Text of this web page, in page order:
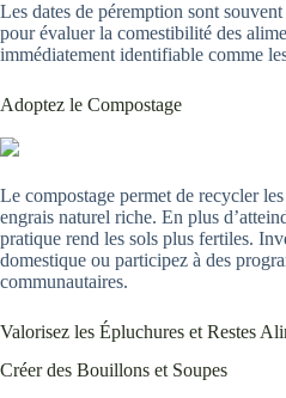
Les dates de péremption sont
pour évaluer la comestibilité des
immédiatement identifiable comme
Adoptez le Compostage
Le compostage permet de recycler
engrais naturel riche. En plus
pratique rend les sols plus fertiles.
domestique ou participez à des
communautaires.
Valorisez les Épluchures et Restes
Créer des Bouillons et Soupes